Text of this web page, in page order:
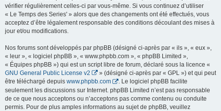
vérifier régulièrement celles-ci par vous-même. Si vous continuez d’utiliser
« Le Temps des Series' » alors que des changements ont été effectués, vous
acceptez d’être légalement responsable des conditions découlant des mises à
jour et/ou modifications.
Nos forums sont développés par phpBB (désigné ci-après par « ils », « eux »,
« leur », « logiciel phpBB », « www.phpbb.com », « phpBB Limited »,
« Équipes phpBB ») qui est un script libre de forum, déclaré sous la licence «
GNU General Public License v2
» (désigné ci-après par « GPL ») et qui peut
être téléchargé depuis www.phpbb.com
. Le logiciel phpBB facilite
seulement les discussions sur Internet. phpBB Limited n’est pas responsable
de ce que nous acceptons ou n’acceptons pas comme contenu ou conduite
permis. Pour de plus amples informations au sujet de phpBB, veuillez